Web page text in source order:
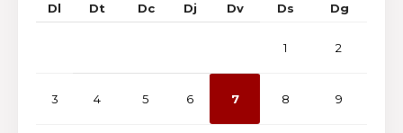
Dl Dt Dc Dj Dv Ds Dg
1 2
3 4 5 6 7 8 9